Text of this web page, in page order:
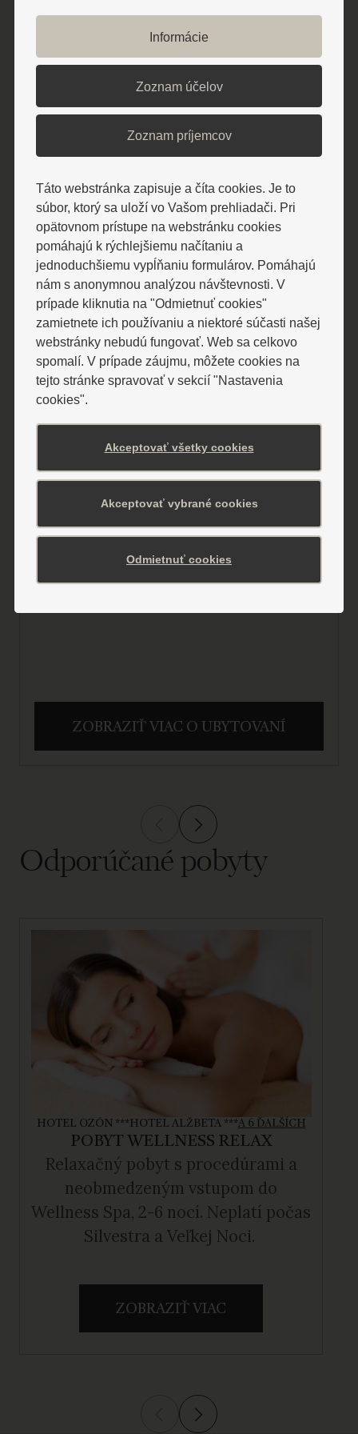
HOTEL ALEXANDER ****
ZREKONŠTRUOVANÝ KONGRESOVÝ
A WELLNESS HOTEL
parnou saunou, ochladzovací bazén,
tepidárium, whirlpool, fitness a
ponuku masáží. Reštaurácia ponúka
jedlá modernej európskej
gastronómie pripravované z
kvalitných surovín. Hotel Alexander
ponúka klimatizované kongresové
priestory s kapacitou 300 miest a
možnosťou variabilného riešenia na
semináre, oslavy, školenia,...
ZOBRAZIŤ VIAC O UBYTOVANÍ
Odporúčané pobyty
HOTEL OZÓN ***HOTEL ALŽBETA ***A 6 ĎALŠÍCH
POBYT WELLNESS RELAX
Relaxačný pobyt s procedúrami a
neobmedzeným vstupom do
Wellness Spa, 2-6 nocí. Neplatí počas
Silvestra a Veľkej Noci.
ZOBRAZIŤ VIAC
Informácie
Zoznam účelov
Zoznam príjemcov
Táto webstránka zapisuje a číta cookies. Je to
súbor, ktorý sa uloží vo Vašom prehliadači. Pri
opätovnom prístupe na webstránku cookies
pomáhajú k rýchlejšiemu načítaniu a
jednoduchšiemu vypĺňaniu formulárov. Pomáhajú
nám s anonymnou analýzou návštevnosti. V
prípade kliknutia na "Odmietnuť cookies"
zamietnete ich používaniu a niektoré súčasti našej
webstránky nebudú fungovať. Web sa celkovo
spomalí. V prípade záujmu, môžete cookies na
tejto stránke spravovať v sekcií "Nastavenia
cookies".
Akceptovať všetky cookies
Akceptovať vybrané cookies
Odmietnuť cookies